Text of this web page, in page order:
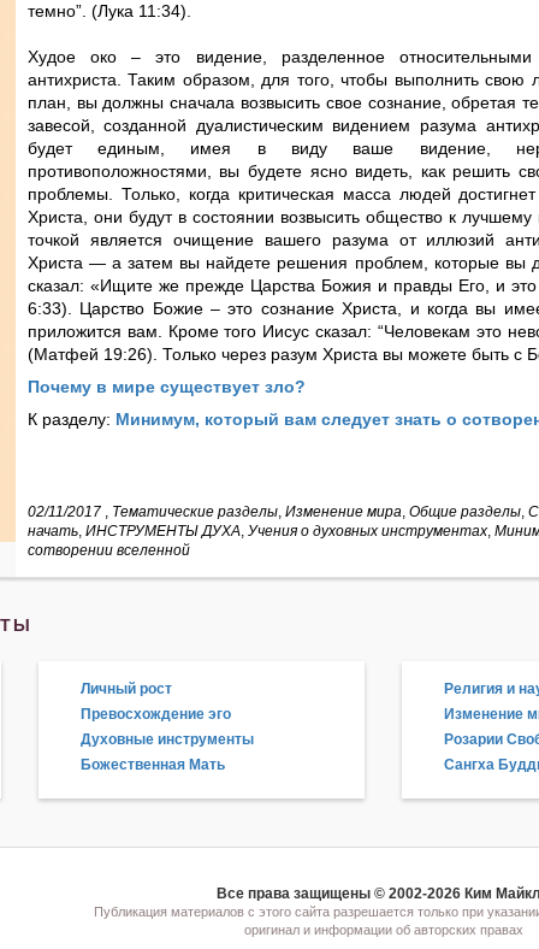
темно”. (Лука 11:34).
Худое око – это видение, разделенное относительными
антихриста. Таким образом, для того, чтобы выполнить
план, вы должны сначала возвысить свое сознание, обретая
завесой, созданной дуалистическим видением разума
будет единым, имея в виду ваше видение,
противоположностями, вы будете ясно видеть, как решить
проблемы. Только, когда критическая масса людей
Христа, они будут в состоянии возвысить общество к
точкой является очищение вашего разума от иллюзий
Христа — а затем вы найдете решения проблем, которые вы
сказал: «Ищите же прежде Царства Божия и правды Его, и
6:33). Царство Божие – это сознание Христа, и когда вы
приложится вам. Кроме того Иисус сказал: “Человекам это
(Матфей 19:26). Только через разум Христа вы можете быть с
Почему в мире существует зло?
К разделу: Минимум, который вам следует знать о
02/11/2017 , Тематические разделы, Изменение мира, Общие разделы, С
начать, ИНСТРУМЕНТЫ ДУХА, Учения о духовных инструментах,
сотворении вселенной
Личный рост
Превосхождение эго
Духовные инструменты
Божественная Мать
Религия и
Изменение
Розарии
Сангха
Все права защищены © 2002-2026 Ким
Публикация материалов с этого сайта разрешается только при
оригинал и информации об авторских правах